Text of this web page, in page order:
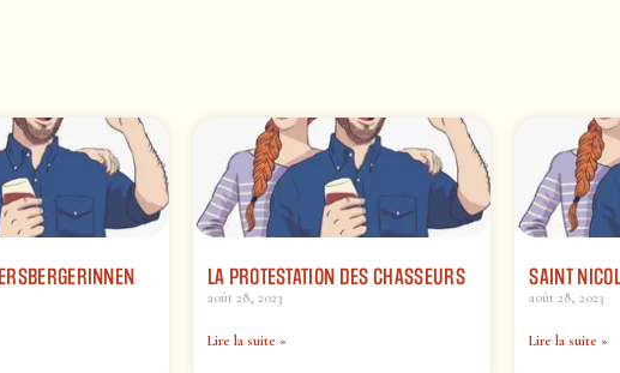
LA PROTESTATION DES CHASSEURS
août 28, 2023
Lire la suite »
SAINT
août 28, 2023
Lire la suite »